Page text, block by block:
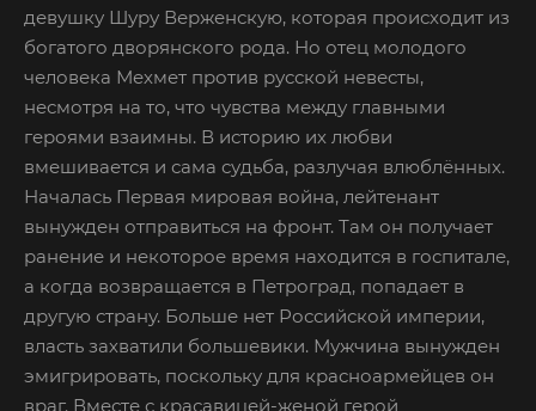
девушку Шуру Верженскую, которая происходит из
богатого дворянского рода. Но отец молодого
человека Мехмет против русской невесты,
несмотря на то, что чувства между главными
героями взаимны. В историю их любви
вмешивается и сама судьба, разлучая влюблённых.
Началась Первая мировая война, лейтенант
вынужден отправиться на фронт. Там он получает
ранение и некоторое время находится в госпитале,
а когда возвращается в Петроград, попадает в
другую страну. Больше нет Российской империи,
власть захватили большевики. Мужчина вынужден
эмигрировать, поскольку для красноармейцев он
враг. Вместе с красавицей-женой герой